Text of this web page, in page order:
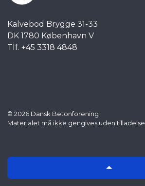
Kalvebod Brygge 31-33
DK 1780 København V
Tlf. +45 3318 4848
© 2026 Dansk Betonforening
Materialet må ikke gengives uden tilladelse.